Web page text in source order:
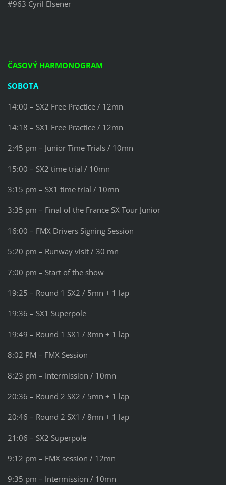
#963 Cyril Elsener
ČASOVÝ HARMONOGRAM
SOBOTA
14:00 – SX2 Free Practice / 12mn
14:18 – SX1 Free Practice / 12mn
2:45 pm – Junior Time Trials / 10mn
15:00 – SX2 time trial / 10mn
3:15 pm – SX1 time trial / 10mn
3:35 pm – Final of the France SX Tour Junior
16:00 – FMX Drivers Signing Session
5:20 pm – Runway visit / 30 mn
7:00 pm – Start of the show
19:25 – Round 1 SX2 / 5mn + 1 lap
19:36 – SX1 Superpole
19:49 – Round 1 SX1 / 8mn + 1 lap
8:02 PM – FMX Session
8:23 pm – Intermission / 10mn
20:36 – Round 2 SX2 / 5mn + 1 lap
20:46 – Round 2 SX1 / 8mn + 1 lap
21:06 – SX2 Superpole
9:12 pm – FMX session / 12mn
9:35 pm – Intermission / 10mn